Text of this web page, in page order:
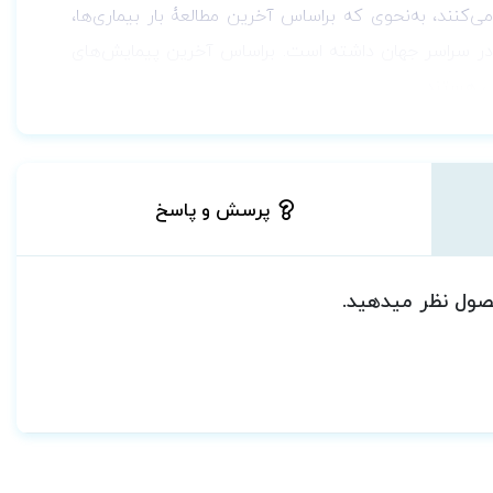
به‌نحوی که براساس آخرین مطالعۀ بار بیماری‌ها،
هستند.
و هفت تن از اعضای هیئت علمی دانشگاه های علوم
روز شده، نتایج آخرین پژوهش‌های همه‌گیر‌شناسی اختلالات
روان‌داروشناسی در کودکان و سالمندان و نیز دورۀ
پرسش و پاسخ
نظر میدهید.